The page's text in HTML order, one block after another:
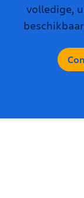
volledige,